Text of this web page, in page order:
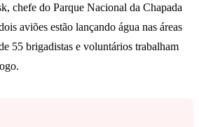
chefe do Parque Nacional da Chapada
aviões estão lançando água nas áreas
55 brigadistas e voluntários trabalham